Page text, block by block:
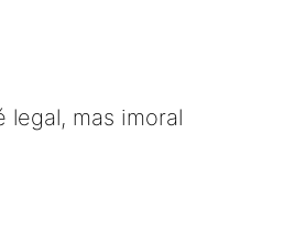
legal, mas imoral